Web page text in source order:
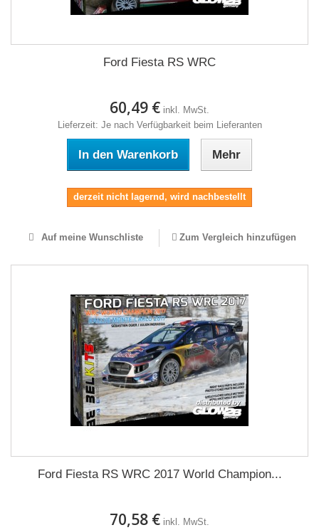
Ford Fiesta RS WRC
60,49 € inkl. MwSt.
Lieferzeit: Je nach Verfügbarkeit beim Lieferanten
In den Warenkorb Mehr
derzeit nicht lagernd, wird nachbestellt
Auf meine Wunschliste Zum Vergleich hinzufügen
Ford Fiesta RS WRC 2017 World Champion...
70,58 € inkl. MwSt.